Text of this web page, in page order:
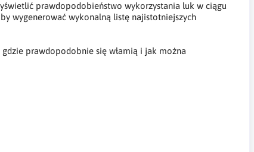
prawdopodobieństwo wykorzystania luk w ciągu
wygenerować wykonalną listę najistotniejszych
prawdopodobnie się włamią i jak można